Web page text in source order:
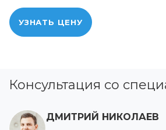
УЗНАТЬ ЦЕНУ
Консультация со
ДМИТРИЙ НИКОЛАЕВ